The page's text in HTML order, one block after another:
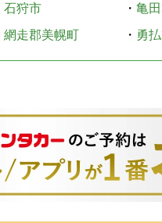
石狩市 ・ 亀
網走郡美幌町 ・ 勇